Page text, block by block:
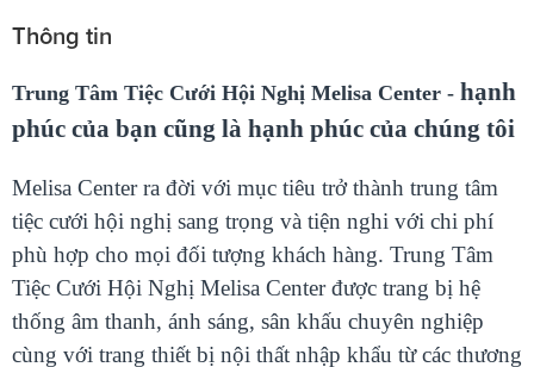
Thông tin
Trung Tâm Tiệc Cưới Hội Nghị Melisa Center - hạnh
phúc của bạn cũng là hạnh phúc của chúng tôi
Melisa Center ra đời với mục tiêu trở thành trung tâm
tiệc cưới hội nghị sang trọng và tiện nghi với chi phí
phù hợp cho mọi đối tượng khách hàng. Trung Tâm
Tiệc Cưới Hội Nghị Melisa Center được trang bị hệ
thống âm thanh, ánh sáng, sân khấu chuyên nghiệp
cùng với trang thiết bị nội thất nhập khẩu từ các thương